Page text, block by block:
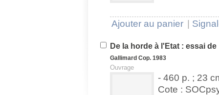
Ajouter au panier |
De la horde à l'Etat : essai
Gallimard Cop. 1983
Ouvrage
- 460 p. ; 23
Cote :